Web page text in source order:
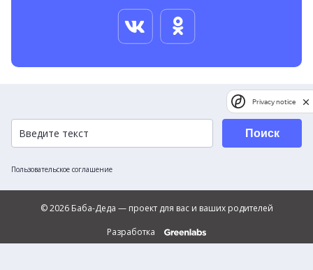
Пользовательское соглашение
Поиск
© 2026 Баба-Деда — проект для вас и ваших родителей
Разработка
Privacy notice